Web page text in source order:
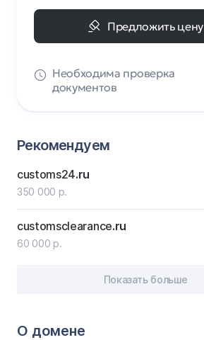
О домене
Предложить цену
Необходима проверка
документов
Рекомендуем
customs24.ru
350 000 р.
customsclearance.ru
60 000 р.
Показать больше